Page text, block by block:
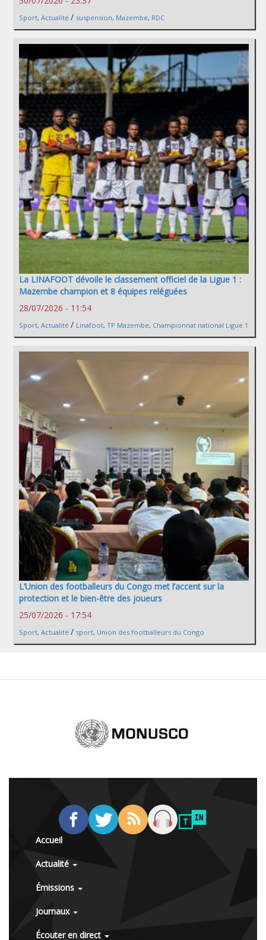
Sport, Actualité / suspension, Mazembe, RDC
La LINAFOOT dévoile le classement officiel de la Ligue 1 :
Mazembe champion et 8 équipes reléguées
28/07/2026 - 11:54
Sport, Actualité / Linafoot, TP Mazembe, Championnat national Ligue 1
L’Union des footballeurs du Congo met l’accent sur la
protection et le bien-être des joueurs
25/07/2026 - 17:54
Sport, Actualité / sport, Union des footballeurs du Congo
Accueil
Actualité
Émissions
Journaux
Écouter en direct